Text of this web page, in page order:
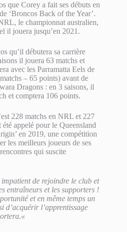
que Corey a fait ses débuts en
‘Broncos Back of the Year’.
le championnat australien,
il jouera jusqu’en 2021.
qu’il débutera sa carrière
il jouera 63 matchs et
avec les Parramatta Eels de
– 65 points) avant de
Dragons : en 3 saisons, il
et comptera 106 points.
228 matchs en NRL et 227
appelé pour le Queensland
en 2019, une compétition
les meilleurs joueurs de ses
qui suscite
impatient de rejoindre le club et
entraîneurs et les supporters !
et en même temps un
d’acquérir l’apprentissage
«